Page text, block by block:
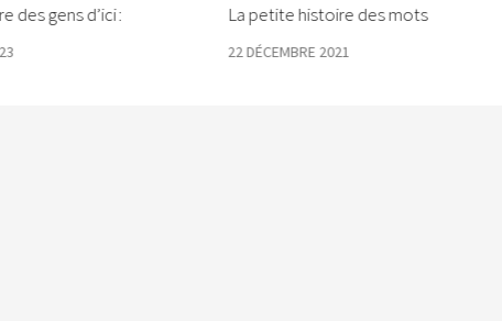
des gens d’ici : La petite histoire des mots
22 DÉCEMBRE 2021